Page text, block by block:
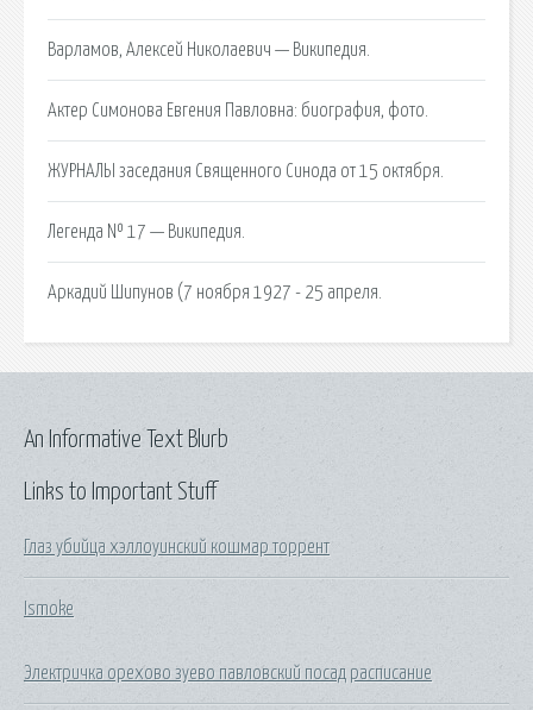
Варламов, Алексей Николаевич — Википедия.
Актер Симонова Евгения Павловна: биография, фото.
ЖУРНАЛЫ заседания Священного Синода от 15 октября.
Легенда № 17 — Википедия.
Аркадий Шипунов (7 ноября 1927 - 25 апреля.
Links to Important Stuff
Глаз убийца хэллоуинский кошмар торрент
Ismoke
Электричка орехово зуево павловский посад расписание
An Informative Text Blurb